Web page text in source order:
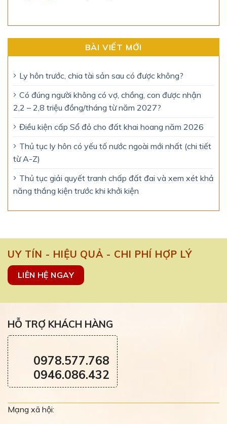
BÀI VIẾT MỚI
Ly hôn trước, chia tài sản sau có được không?
Có đúng người không có vợ, chồng, con được nhận
2,2 – 2,8 triệu đồng/tháng từ năm 2027?
Điều kiện cấp Sổ đỏ cho đất khai hoang năm 2026
Thủ tục ly hôn có yếu tố nước ngoài mới nhất (chi tiết
từ A-Z)
Thủ tục giải quyết tranh chấp đất đai và xem xét khả
năng thắng kiện trước khi khởi kiện
UY TÍN - HIỆU QUẢ - CHI PHÍ HỢP LÝ
LIÊN HỆ NGAY
HỖ TRỢ KHÁCH HÀNG
0978.577.768
0946.086.432
Mạng xã hội: